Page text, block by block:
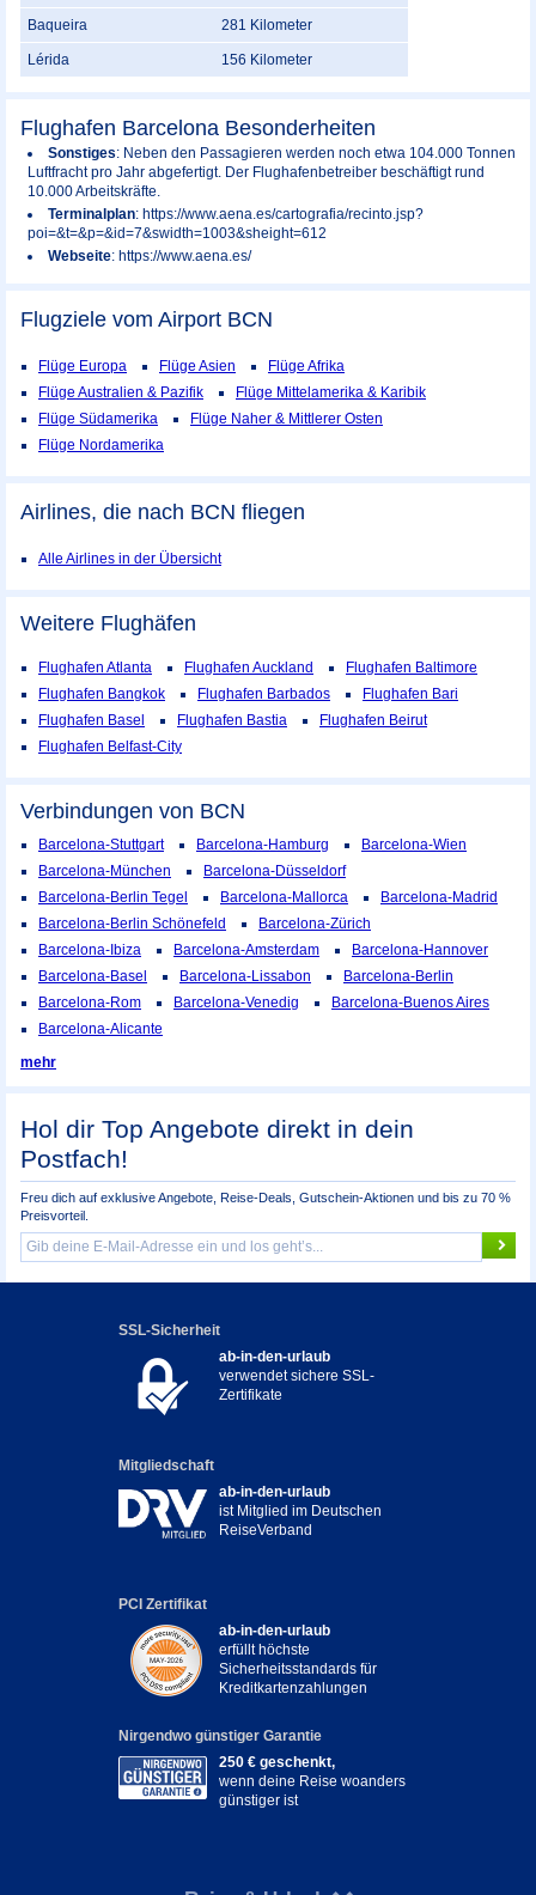
Baqueira 281 Kilometer
Lérida 156 Kilometer
Flughafen Barcelona Besonderheiten
Sonstiges: Neben den Passagieren werden noch etwa 104.000 Tonnen
Luftfracht pro Jahr abgefertigt. Der Flughafenbetreiber beschäftigt rund
10.000 Arbeitskräfte.
Terminalplan: https://www.aena.es/cartografia/recinto.jsp?
poi=&t=&p=&id=7&swidth=1003&sheight=612
Webseite: https://www.aena.es/
Flugziele vom Airport BCN
Flüge Europa Flüge Asien
Flüge Afrika
Flüge Australien & Pazifik
Flüge Mittelamerika & Karibik
Flüge Südamerika
Flüge Naher & Mittlerer Osten
Flüge Nordamerika
Airlines, die nach BCN fliegen
Alle Airlines in der Übersicht
Weitere Flughäfen
Flughafen Atlanta Flughafen Auckland
Flughafen Baltimore
Flughafen Bangkok
Flughafen Barbados
Flughafen Bari
Flughafen Basel
Flughafen Bastia
Flughafen Beirut
Flughafen Belfast-City
Verbindungen von BCN
Barcelona-Stuttgart Barcelona-Hamburg
Barcelona-Wien
Barcelona-München
Barcelona-Düsseldorf
Barcelona-Berlin Tegel
Barcelona-Mallorca
Barcelona-Madrid
Barcelona-Berlin Schönefeld
Barcelona-Zürich
Barcelona-Ibiza
Barcelona-Amsterdam
Barcelona-Hannover
Barcelona-Basel
Barcelona-Lissabon
Barcelona-Berlin
Barcelona-Rom
Barcelona-Venedig
Barcelona-Buenos Aires
Barcelona-Alicante
mehr
Hol dir Top Angebote direkt in dein
Postfach!
Freu dich auf exklusive Angebote, Reise-Deals, Gutschein-Aktionen und bis zu 70 %
Preisvorteil.
SSL-Sicherheit
ab-in-den-urlaub
verwendet sichere SSL-
Zertifikate
Mitgliedschaft
ab-in-den-urlaub
ist Mitglied im Deutschen
ReiseVerband
PCI Zertifikat
ab-in-den-urlaub
erfüllt höchste
Sicherheitsstandards für
Kreditkartenzahlungen
Nirgendwo günstiger Garantie
250 € geschenkt,
wenn deine Reise woanders
günstiger ist